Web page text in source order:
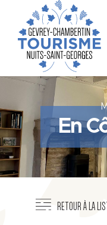
En
RETOUR À LA